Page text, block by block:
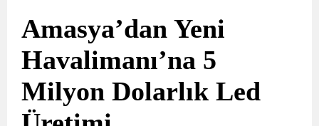
Amasya’dan Yeni
Havalimanı’na 5
Milyon Dolarlık Led